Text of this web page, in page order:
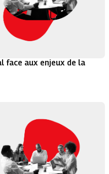
face aux enjeux de la